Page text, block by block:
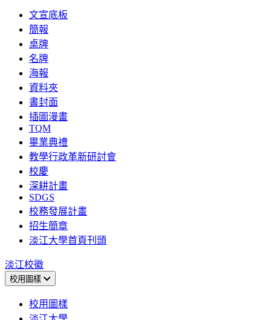
文宣底板
簡報
桌牌
名牌
海報
資料夾
書封面
插圖漫畫
TQM
畢業典禮
教學行政革新研討會
校慶
深耕計畫
SDGS
校務發展計畫
招生簡章
淡江大學首頁刊頭
淡江校徽
校用圖樣
校用圖樣